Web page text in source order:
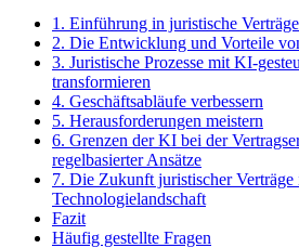
1. Einführung in juristische
2. Die Entwicklung und Vorteile
3. Juristische Prozesse mit KI-
transformieren
4. Geschäftsabläufe verbessern
5. Herausforderungen meistern
6. Grenzen der KI bei der
regelbasierter Ansätze
7. Die Zukunft juristischer Verträge
Technologielandschaft
Fazit
Häufig gestellte Fragen